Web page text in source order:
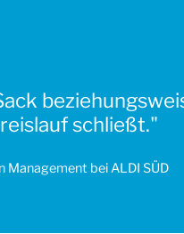
schließt."
Management bei ALDI SÜD